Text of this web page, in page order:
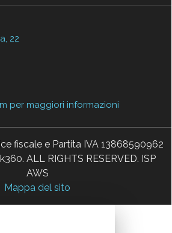
22
per maggiori informazioni
fiscale e Partita IVA 13868590962
ALL RIGHTS RESERVED. ISP
AWS
Mappa del sito